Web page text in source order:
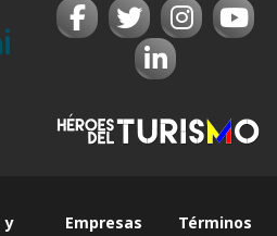
y
Empresas
Términos